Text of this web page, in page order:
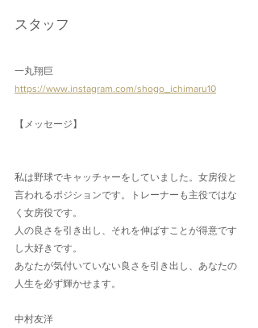
スタッフ
一丸翔巨
https://www.instagram.com/shogo_ichimaru10
【メッセージ】
私は野球でキャッチャーをしていました。女房役と
言われるポジションです。トレーナーも主役ではな
く女房役です。
人の良さを引き出し、それを伸ばすことが得意です
し大好きです。
あなたが気付いていない良さを引き出し、あなたの
人生を必ず輝かせます。
中村友洋